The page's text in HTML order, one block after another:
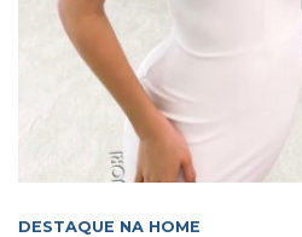
DESTAQUE NA HOME